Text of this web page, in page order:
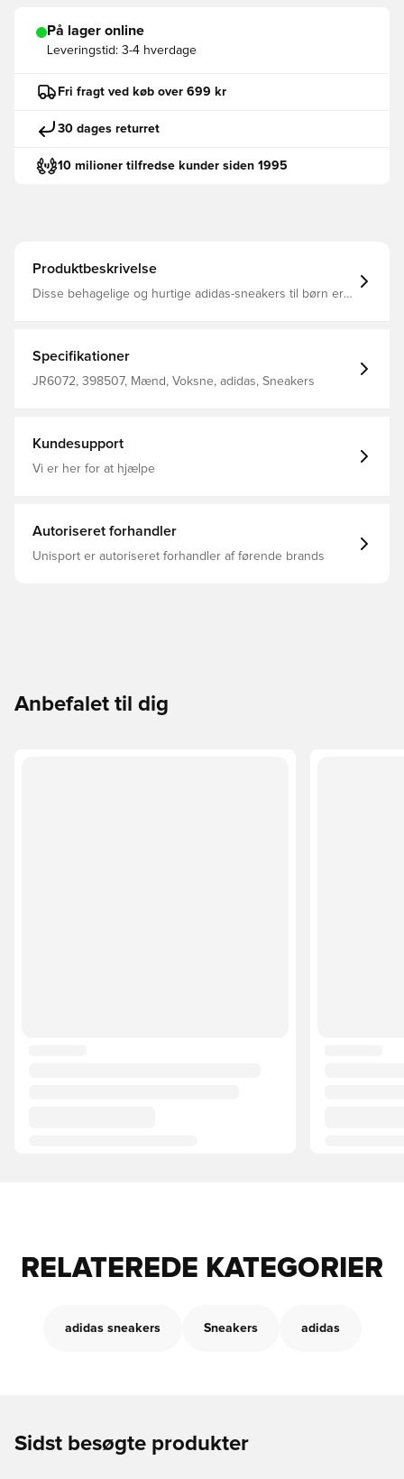
På lager online
Leveringstid: 3-4 hverdage
Fri fragt ved køb over 699 kr
30 dages returret
10 milioner tilfredse kunder siden 1995
Produktbeskrivelse
Disse behagelige og hurtige adidas-sneakers til børn er
støddæmpning støtter børnene, når de løber rundt i
parken eller udforsker et nyt sted. Almindelig pasform
Snørelukning med velcrorem foroven Mesh-overdel
Specifikationer
JR6072, 398507, Mænd, Voksne, adidas, Sneakers
Kundesupport
Vi er her for at hjælpe
Autoriseret forhandler
Unisport er autoriseret forhandler af førende brands
Anbefalet til dig
RELATEREDE KATEGORIER
adidas sneakers Sneakers adidas
Sidst besøgte produkter